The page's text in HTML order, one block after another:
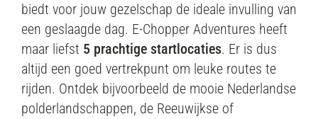
biedt voor jouw gezelschap de ideale invulling van
een geslaagde dag. E-Chopper Adventures heeft
maar liefst 5 prachtige startlocaties. Er is dus
altijd een goed vertrekpunt om leuke routes te
rijden. Ontdek bijvoorbeeld de mooie Nederlandse
polderlandschappen, de Reeuwijkse of